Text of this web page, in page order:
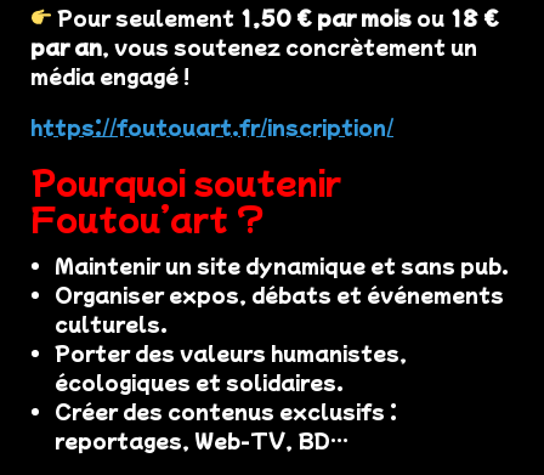
Pour seulement 1,50 € par mois ou 18 €
par an, vous soutenez concrètement un
média engagé !
https://foutouart.fr/inscription/
Pourquoi soutenir
Foutou’art ?
Maintenir un site dynamique et sans pub.
Organiser expos, débats et événements
culturels.
Porter des valeurs humanistes,
écologiques et solidaires.
Créer des contenus exclusifs :
reportages, Web-TV, BD…